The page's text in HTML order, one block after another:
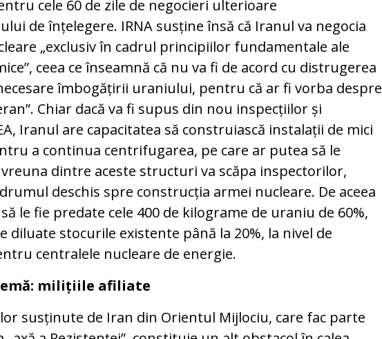
cele 60 de zile de negocieri ulterioare
de înțelegere. IRNA susține însă că Iranul va negocia
„exclusiv în cadrul principiilor fundamentale ale
ceea ce înseamnă că nu va fi de acord cu distrugerea
îmbogățirii uraniului, pentru că ar fi vorba despre
Chiar dacă va fi supus din nou inspecțiilor și
Iranul are capacitatea să construiască instalații de mici
a continua centrifugarea, pe care ar putea să le
vreuna dintre aceste structuri va scăpa inspectorilor,
deschis spre construcția armei nucleare. De aceea
le fie predate cele 400 de kilograme de uraniu de 60%,
diluate stocurile existente până la 20%, la nivel de
centralele nucleare de energie.
milițiile afiliate
susținute de Iran din Orientul Mijlociu, care fac parte